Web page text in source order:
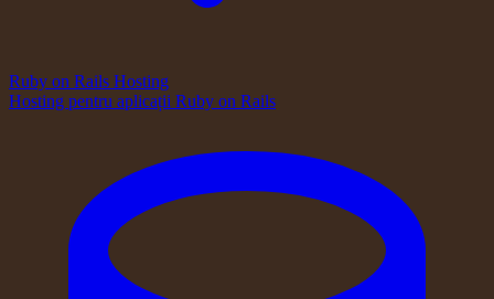
Ruby on Rails Hosting
Hosting pentru aplicații Ruby on Rails